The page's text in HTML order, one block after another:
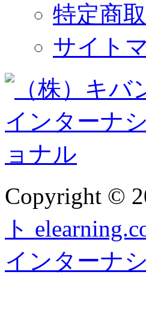
特定商
サイト
Copyright ©
ト
インターナ